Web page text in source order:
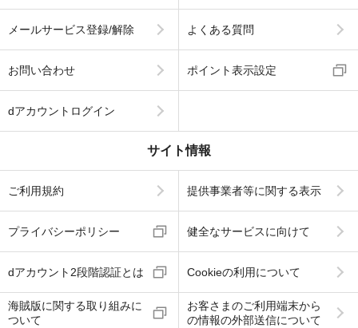
メールサービス登録/解除 よくある質問
お問い合わせ ポイント表示設定
dアカウントログイン
サイト情報
ご利用規約 提供事業者等に関する表示
プライバシーポリシー 健全なサービスに向けて
dアカウント2段階認証とは Cookieの利用について
海賊版に関する取り組みに
ついて
お客さまのご利用端末から
の情報の外部送信について